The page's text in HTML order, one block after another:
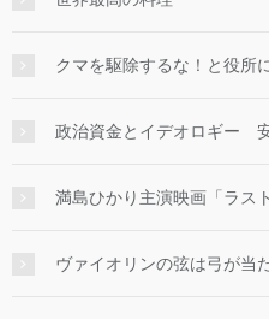
クマを駆除するな！と役所
政治資金とイデオロギー
満島ひかり主演映画「ラス
ヴァイオリンの弦は弓が当